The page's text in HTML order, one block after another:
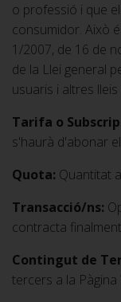
o professió i que
consumidor. Això
1/2007, de 16 de
de la Llei general
usuaris i altres
Tarifa o
s'haurà d'abonar
Quota: Quantitat
Transacció/ns:
contracta
Contingut de
tercers a la Pàgina